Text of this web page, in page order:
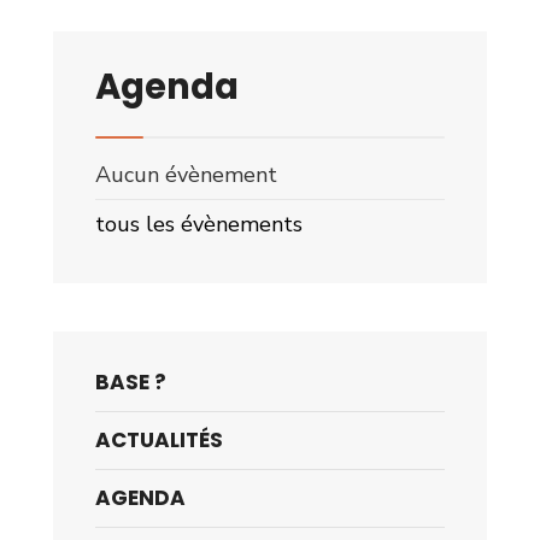
Agenda
Aucun évènement
tous les évènements
BASE ?
ACTUALITÉS
AGENDA